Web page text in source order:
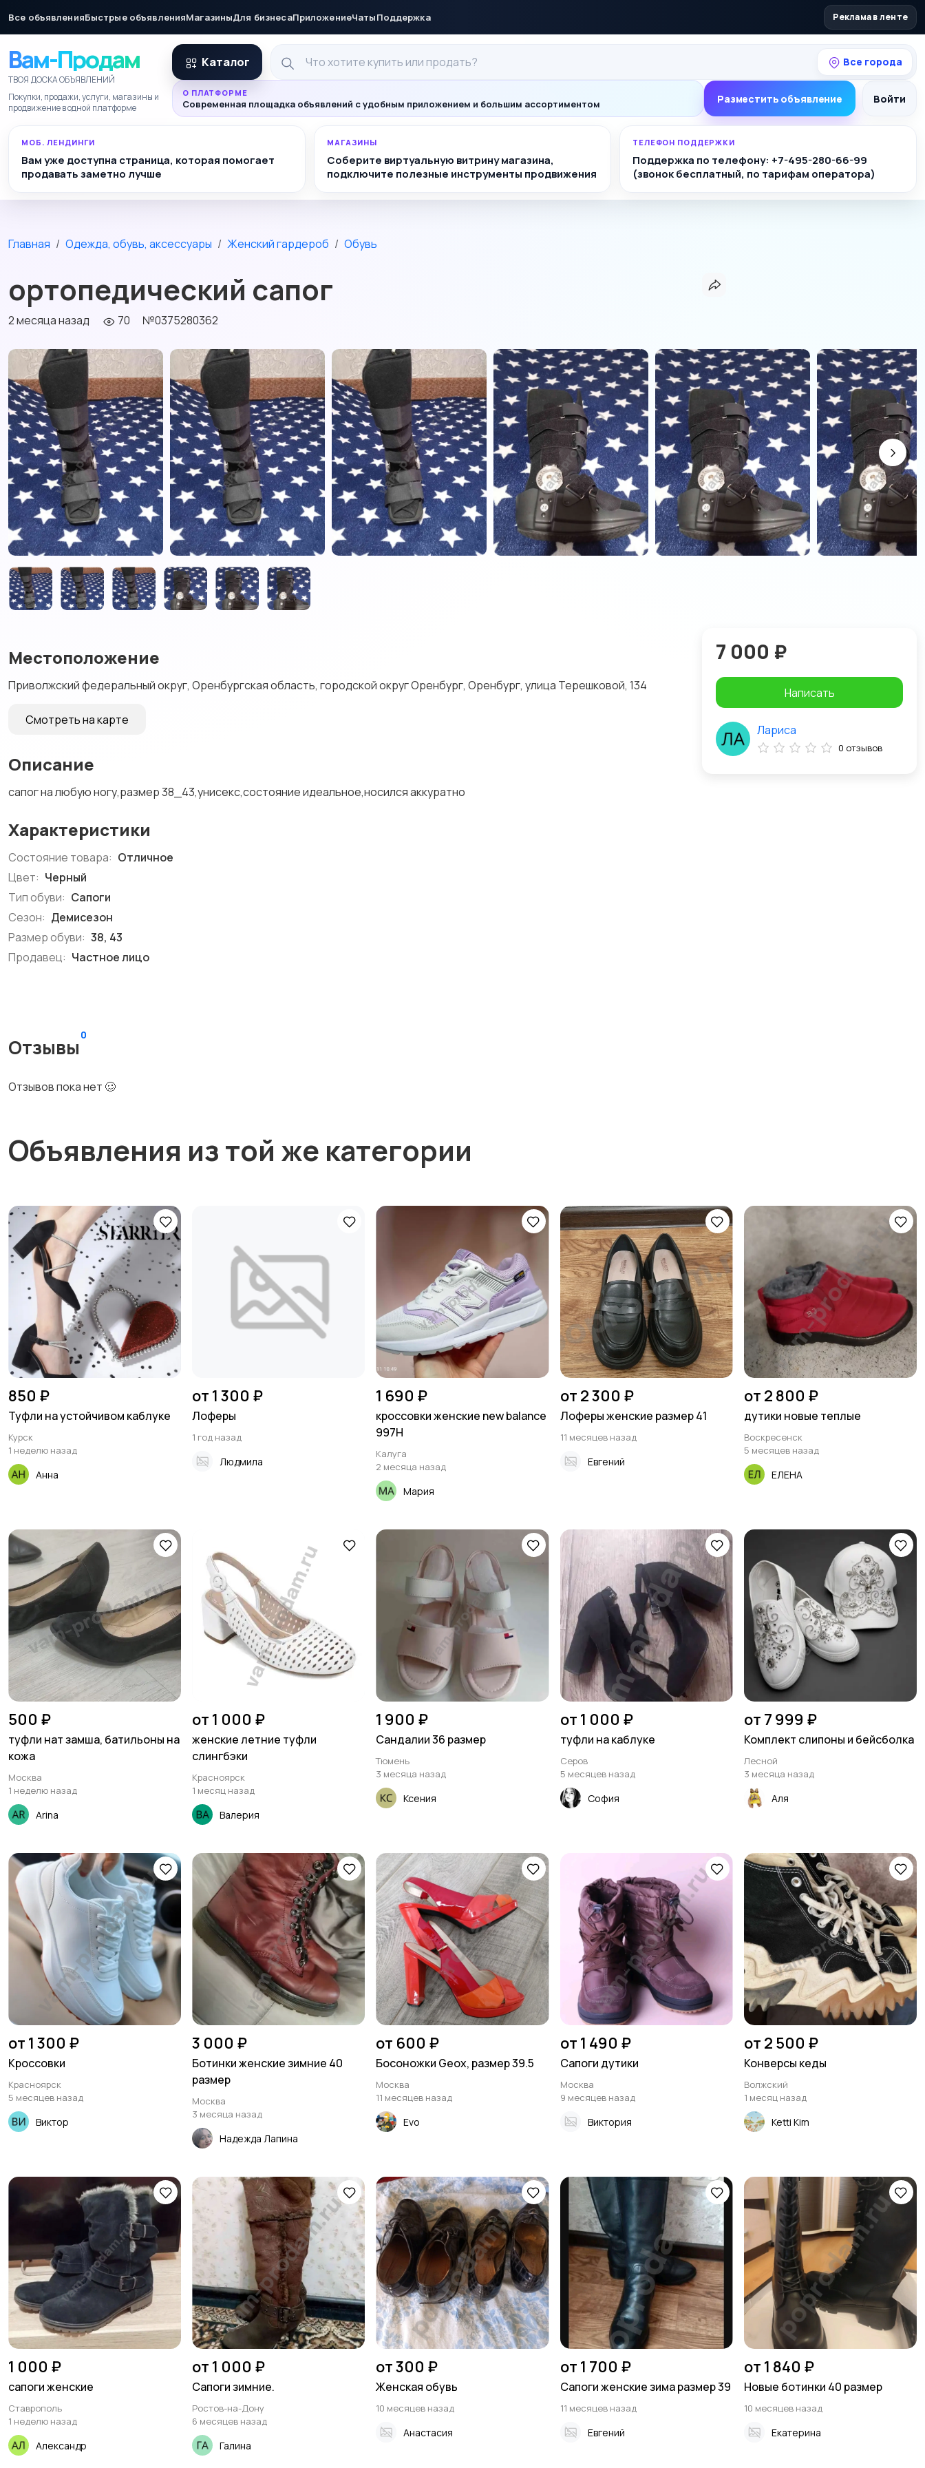
Все объявленияБыстрые объявленияМагазиныДля бизнесаПриложениеЧатыПоддержка Реклама в ленте
Вам-Продам
ТВОЯ ДОСКА ОБЪЯВЛЕНИЙ
Покупки, продажи, услуги, магазины и
продвижение в одной платформе
Каталог Все города
О ПЛАТФОРМЕ
Современная площадка объявлений с удобным приложением и большим ассортиментом Разместить объявление Войти
МОБ. ЛЕНДИНГИ
Вам уже доступна страница, которая помогает
продавать заметно лучше
МАГАЗИНЫ
Соберите виртуальную витрину магазина,
подключите полезные инструменты продвижения
ТЕЛЕФОН ПОДДЕРЖКИ
Поддержка по телефону: +7-495-280-66-99
(звонок бесплатный, по тарифам оператора)
Главная Одежда, обувь, аксессуары Женский гардероб Обувь
ортопедический сапог
2 месяца назад 70 №0375280362
Местоположение
Приволжский федеральный округ, Оренбургская область, городской округ Оренбург, Оренбург, улица Терешковой, 134
Смотреть на карте
Описание
сапог на любую ногу,размер 38_43,унисекс,состояние идеальное,носился аккуратно
Характеристики
Состояние товара: Отличное
Цвет: Черный
Тип обуви: Сапоги
Сезон: Демисезон
Размер обуви: 38, 43
Продавец: Частное лицо
Отзывы
0
Отзывов пока нет 🥴
7 000 ₽
Написать
Лариса
0 отзывов
Объявления из той же категории
850 ₽
Туфли на устойчивом каблуке
Курск
1 неделю назад
Анна
от 1 300 ₽
Лоферы
1 год назад
Людмила
1 690 ₽
кроссовки женские new balance
997H
Калуга
2 месяца назад
Мария
от 2 300 ₽
Лоферы женские размер 41
11 месяцев назад
Евгений
от 2 800 ₽
дутики новые теплые
Воскресенск
5 месяцев назад
ЕЛЕНА
500 ₽
туфли нат замша, батильоны на
кожа
Москва
1 неделю назад
Arina
от 1 000 ₽
женские летние туфли
слингбэки
Красноярск
1 месяц назад
Валерия
1 900 ₽
Сандалии 36 размер
Тюмень
3 месяца назад
Ксения
от 1 000 ₽
туфли на каблуке
Серов
5 месяцев назад
София
от 7 999 ₽
Комплект слипоны и бейсболка
Лесной
3 месяца назад
Аля
от 1 300 ₽
Кроссовки
Красноярск
5 месяцев назад
Виктор
3 000 ₽
Ботинки женские зимние 40
размер
Москва
3 месяца назад
Надежда Лапина
от 600 ₽
Босоножки Geox, размер 39.5
Москва
11 месяцев назад
Evo
от 1 490 ₽
Сапоги дутики
Москва
9 месяцев назад
Виктория
от 2 500 ₽
Конверсы кеды
Волжский
1 месяц назад
Ketti Kim
1 000 ₽
сапоги женские
Ставрополь
1 неделю назад
Александр
от 1 000 ₽
Сапоги зимние.
Ростов-на-Дону
6 месяцев назад
Галина
от 300 ₽
Женская обувь
10 месяцев назад
Анастасия
от 1 700 ₽
Сапоги женские зима размер 39
11 месяцев назад
Евгений
от 1 840 ₽
Новые ботинки 40 размер
10 месяцев назад
Екатерина